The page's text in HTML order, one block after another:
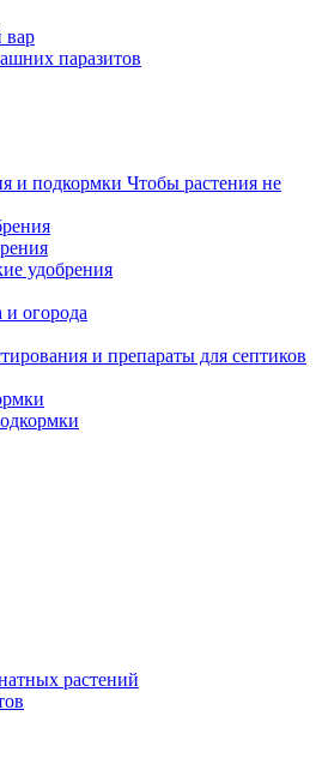
вар
паразитов
и подкормки Чтобы растения не
удобрения
и огорода
и препараты для септиков
растений